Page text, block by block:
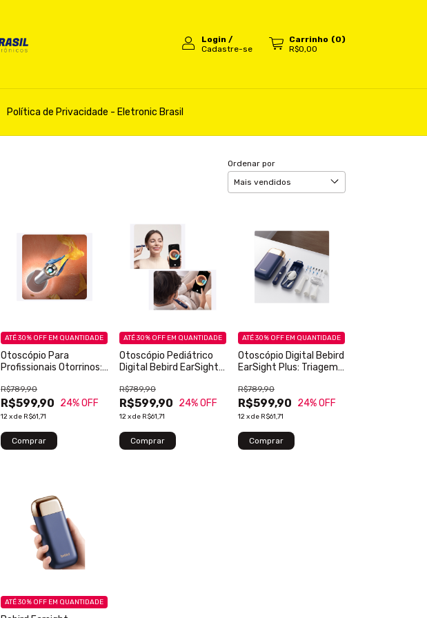
Login/
Cadastre-se
Carrinho (0)
R$0,00
Política de Privacidade - Eletronic Brasil
Ordenar por
Otoscópio Para
Profissionais Otorrinos:
1080p
R$599,90
R$789,90
24% OFF
12xde R$61,71
ATÉ 30% OFF EM QUANTIDADE
Otoscópio Pediátrico
Digital Bebird EarSight
Seguro
R$599,90
R$789,90
24% OFF
12xde R$61,71
ATÉ 30% OFF EM QUANTIDADE
Otoscópio Digital Bebird
EarSight Plus: Triagem
HD
R$599,90
R$789,90
24% OFF
12xde R$61,71
ATÉ 30% OFF EM QUANTIDADE
ATÉ 30% OFF EM QUANTIDADE